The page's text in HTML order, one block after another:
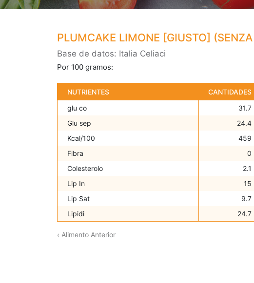
PLUMCAKE LIMONE [GIUSTO]
Base de datos: Italia Celiaci
Por 100 gramos:
NUTRIENTES
CANTIDADES
glu co
31.7
Glu sep
24.4
Kcal/100
459
Fibra
0
Colesterolo
2.1
Lip In
15
Lip Sat
9.7
Lipidi
24.7
‹ Alimento Anterior